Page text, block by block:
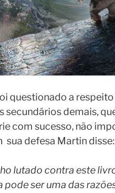
questionado a
secundários demais,
com sucesso, não
sua defesa Martin disse:
lutado contra este
pode ser uma das